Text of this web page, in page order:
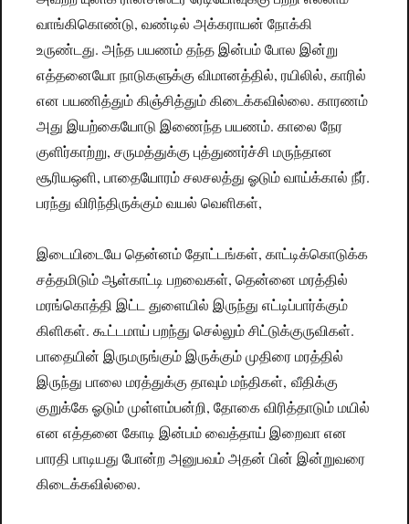
வாங்கிகொண்டு, வண்டில் அக்கராயன் நோக்கி
உருண்டது. அந்த பயணம் தந்த இன்பம் போல இன்று
எத்தனையோ நாடுகளுக்கு விமானத்தில், ரயிலில், காரில்
என பயணித்தும் கிஞ்சித்தும் கிடைக்கவில்லை. காரணம்
அது இயற்கையோடு இணைந்த பயணம். காலை நேர
குளிர்காற்று, சருமத்துக்கு புத்துணர்ச்சி மருந்தான
சூரியஒளி, பாதையோரம் சலசலத்து ஓடும் வாய்க்கால் நீர்.
பரந்து விரிந்திருக்கும் வயல் வெளிகள்,
இடையிடையே தென்னம் தோட்டங்கள், காட்டிக்கொடுக்க
சத்தமிடும் ஆள்காட்டி பறவைகள், தென்னை மரத்தில்
மரங்கொத்தி இட்ட துளையில் இருந்து எட்டிப்பார்க்கும்
கிளிகள். கூட்டமாய் பறந்து செல்லும் சிட்டுக்குருவிகள்.
பாதையின் இருமருங்கும் இருக்கும் முதிரை மரத்தில்
இருந்து பாலை மரத்துக்கு தாவும் மந்திகள், வீதிக்கு
குறுக்கே ஓடும் முள்ளம்பன்றி, தோகை விரித்தாடும் மயில்
என எத்தனை கோடி இன்பம் வைத்தாய் இறைவா என
பாரதி பாடியது போன்ற அனுபவம் அதன் பின் இன்றுவரை
கிடைக்கவில்லை.